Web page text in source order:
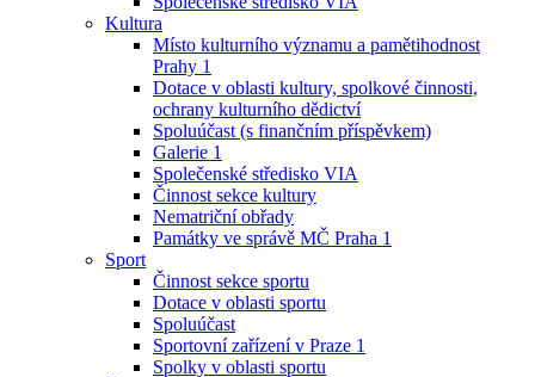
Kultura
Místo kulturního významu a pamětihodnost
Prahy 1
Dotace v oblasti kultury, spolkové činnosti,
ochrany kulturního dědictví
Spoluúčast (s finančním příspěvkem)
Galerie 1
Společenské středisko VIA
Činnost sekce kultury
Nematriční obřady
Památky ve správě MČ Praha 1
Sport
Činnost sekce sportu
Dotace v oblasti sportu
Spoluúčast
Sportovní zařízení v Praze 1
Spolky v oblasti sportu